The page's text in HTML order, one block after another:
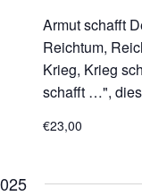
Armut schafft
Reichtum,
Krieg, Krieg
schafft …",
€23,00